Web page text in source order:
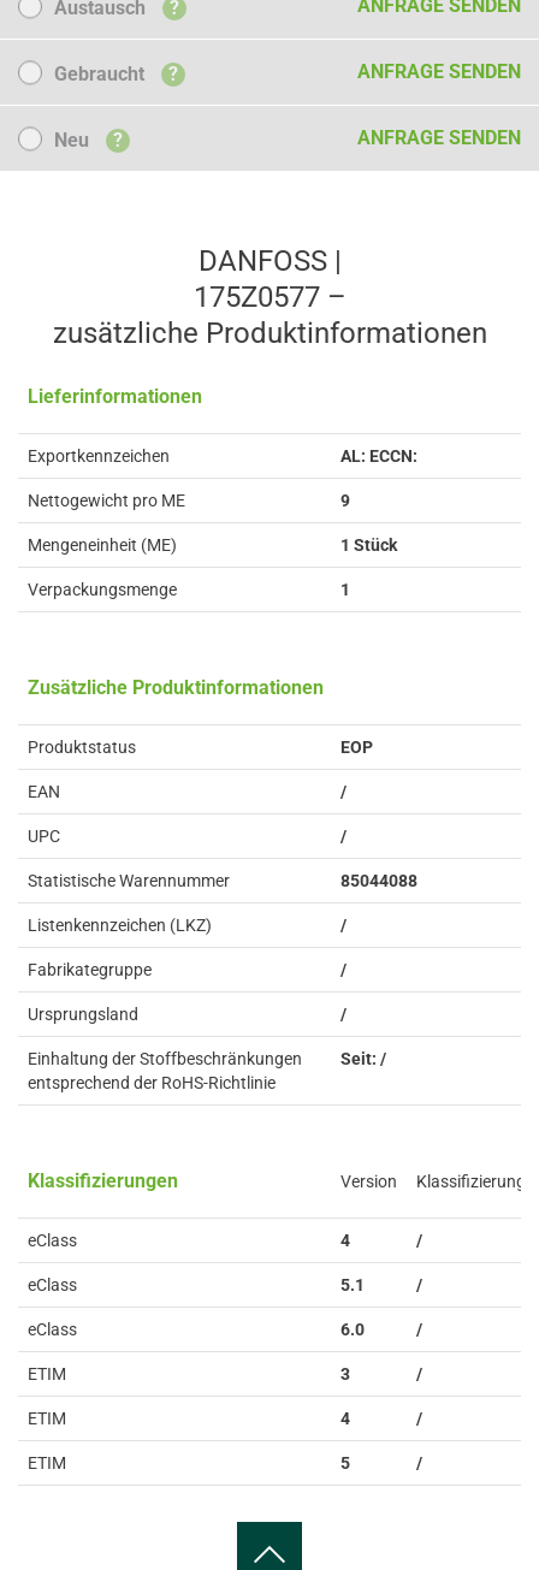
Austausch ? ANFRAGE SENDEN
Gebraucht
Gebraucht ? ANFRAGE SENDEN
NeuNeu ? ANFRAGE SENDEN
DANFOSS |
175Z0577 –
zusätzliche Produkt­informationen
Lieferinformationen
Exportkennzeichen AL: ECCN:
Nettogewicht pro ME 9
Mengeneinheit (ME) 1 Stück
Verpackungsmenge 1
Zusätzliche Produktinformationen
Produktstatus EOP
EAN /
UPC /
Statistische Warennummer 85044088
Listenkennzeichen (LKZ) /
Fabrikategruppe /
Ursprungsland /
Einhaltung der Stoffbeschränkungen
entsprechend der RoHS-Richtlinie
Seit: /
Klassifizierungen Version Klassifizierung
eClass 4 /
eClass 5.1 /
eClass 6.0 /
ETIM 3 /
ETIM 4 /
ETIM 5 /